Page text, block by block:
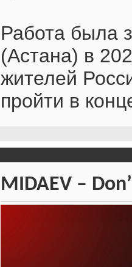
Работа была
(Астана) в
жителей
пройти в
MIDAEV –